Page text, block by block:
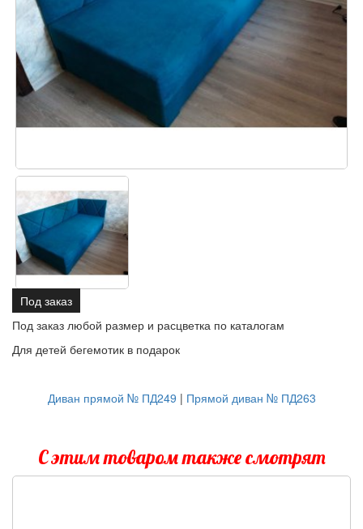
Под заказ
Под заказ любой размер и расцветка по каталогам
Для детей бегемотик в подарок
Диван прямой № ПД249 | Прямой диван № ПД263
С этим товаром также смотрят